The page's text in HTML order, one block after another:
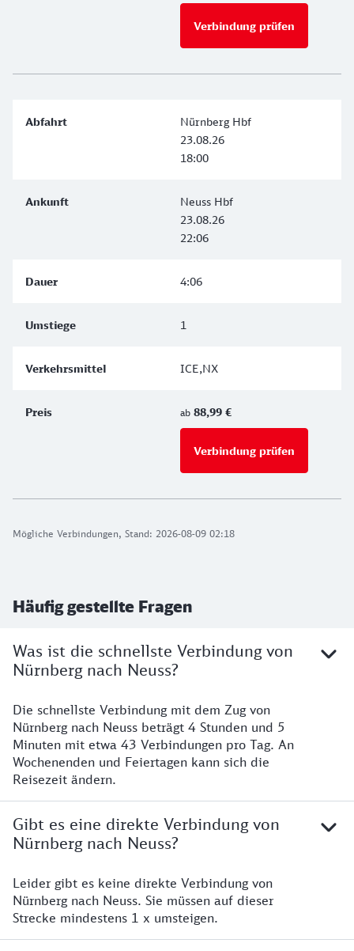
Mögliche Verbindungen, Stand: 2026-08-09 02:18
Verbindung prüfen
Nürnberg Hbf
23.08.26
18:00
Neuss Hbf
23.08.26
22:06
4:06
1
ICE,NX
ab 88,99 €
Verbindung prüfen
Häufig gestellte Fragen
Was ist die schnellste Verbindung von
Nürnberg nach Neuss?
Die schnellste Verbindung mit dem Zug von
Nürnberg nach Neuss beträgt 4 Stunden und 5
Minuten mit etwa 43 Verbindungen pro Tag. An
Wochenenden und Feiertagen kann sich die
Reisezeit ändern.
Gibt es eine direkte Verbindung von
Nürnberg nach Neuss?
Leider gibt es keine direkte Verbindung von
Nürnberg nach Neuss. Sie müssen auf dieser
Strecke mindestens 1 x umsteigen.